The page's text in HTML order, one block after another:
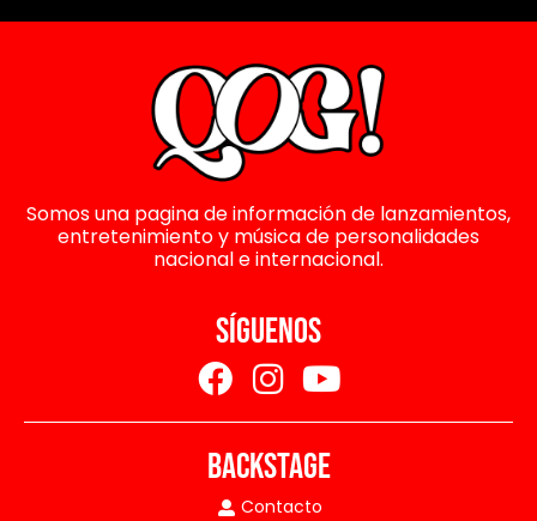
Somos una pagina de información de lanzamientos,
entretenimiento y música de personalidades
nacional e internacional.
SÍGUENOS
BACKSTAGE
Contacto